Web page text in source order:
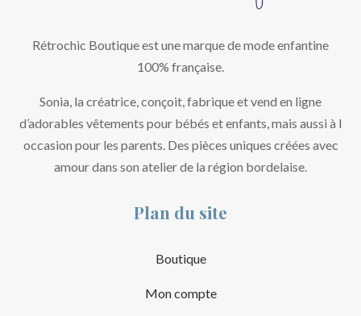
Rétrochic Boutique est une marque de mode enfantine
100% française.
Sonia, la créatrice, conçoit, fabrique et vend en ligne
d’adorables vêtements pour bébés et enfants, mais aussi à l
occasion pour les parents. Des pièces uniques créées avec
amour dans son atelier de la région bordelaise.
Plan du site
Boutique
Mon compte